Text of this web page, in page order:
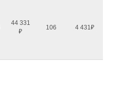
44 331
₽
106 4 431₽